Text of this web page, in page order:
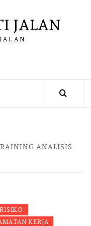
JALAN
ANALISIS
KERJA